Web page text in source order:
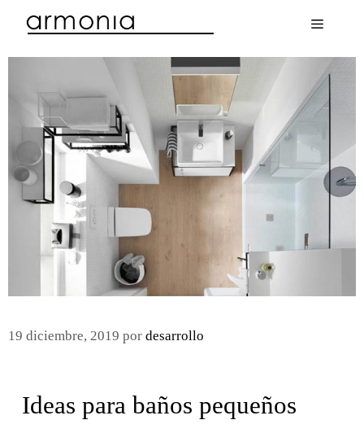
Menú
19 diciembre, 2019 por desarrollo
Ideas para baños pequeños